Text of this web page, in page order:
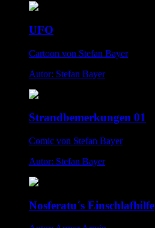
UFO
Cartoon von Stefan Bayer
Autor: Stefan Bayer
Strandbemerkungen 01
Comic von Stefan Bayer
Autor: Stefan Bayer
Nosferatu´s Einschlafhilfe